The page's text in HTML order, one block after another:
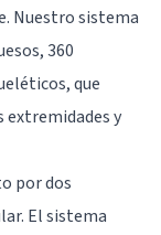
Nuestro sistema
360
que
y
por dos
El sistema